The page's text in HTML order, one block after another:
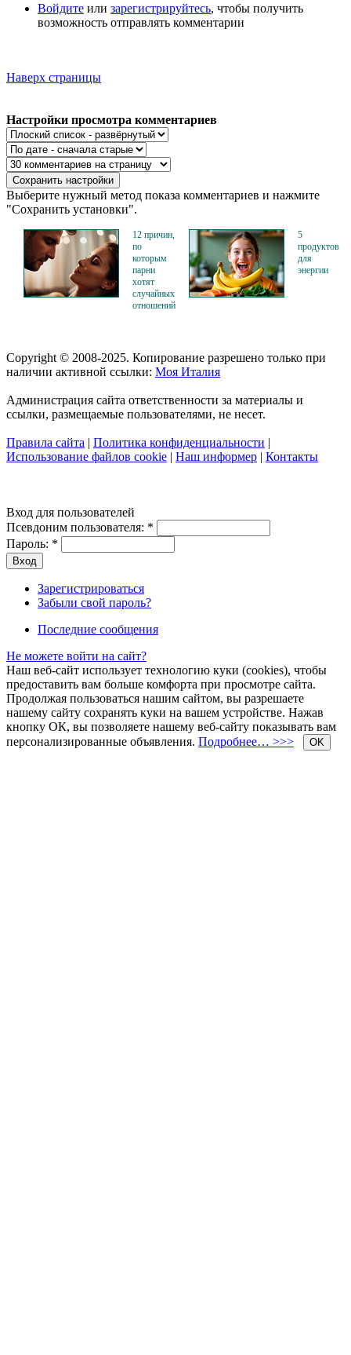
Войдите или зарегистрируйтесь, чтобы получить
возможность отправлять комментарии
Наверх страницы
Настройки просмотра комментариев
Выберите нужный метод показа комментариев и нажмите
"Сохранить установки".
12 причин,
по
которым
парни
хотят
случайных
отношений
5
продуктов
для
энергии
Copyright © 2008-2025. Копирование разрешено только при
наличии активной ссылки: Моя Италия
Администрация сайта ответственности за материалы и
ссылки, размещаемые пользователями, не несет.
Правила сайта | Политика конфиденциальности |
Использование файлов cookie | Наш информер | Контакты
Вход для пользователей
Псевдоним пользователя: *
Пароль: *
Зарегистрироваться
Забыли свой пароль?
Последние сообщения
Не можете войти на сайт?
Наш веб-сайт использует технологию куки (cookies), чтобы
предоставить вам больше комфорта при просмотре сайта.
Продолжая пользоваться нашим сайтом, вы разрешаете
нашему сайту сохранять куки на вашем устройстве. Нажав
кнопку ОК, вы позволяете нашему веб-сайту показывать вам
персонализированные объявления. Подробнее… >>> OK